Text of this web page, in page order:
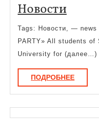
Новости
Tags: Новости, — news
PARTY» All students of
University for (далее…)
ПОДРОБНЕЕ